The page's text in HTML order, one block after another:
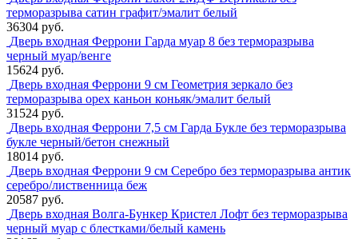
терморазрыва сатин графит/эмалит белый
36304 руб.
Дверь входная Феррони Гарда муар 8 без терморазрыва
черный муар/венге
15624 руб.
Дверь входная Феррони 9 см Геометрия зеркало без
терморазрыва орех каньон коньяк/эмалит белый
31524 руб.
Дверь входная Феррони 7,5 см Гарда Букле без терморазрыва
букле черный/бетон снежный
18014 руб.
Дверь входная Феррони 9 см Серебро без терморазрыва антик
серебро/лиственница беж
20587 руб.
Дверь входная Волга-Бункер Кристел Лофт без терморазрыва
черный муар с блестками/белый камень